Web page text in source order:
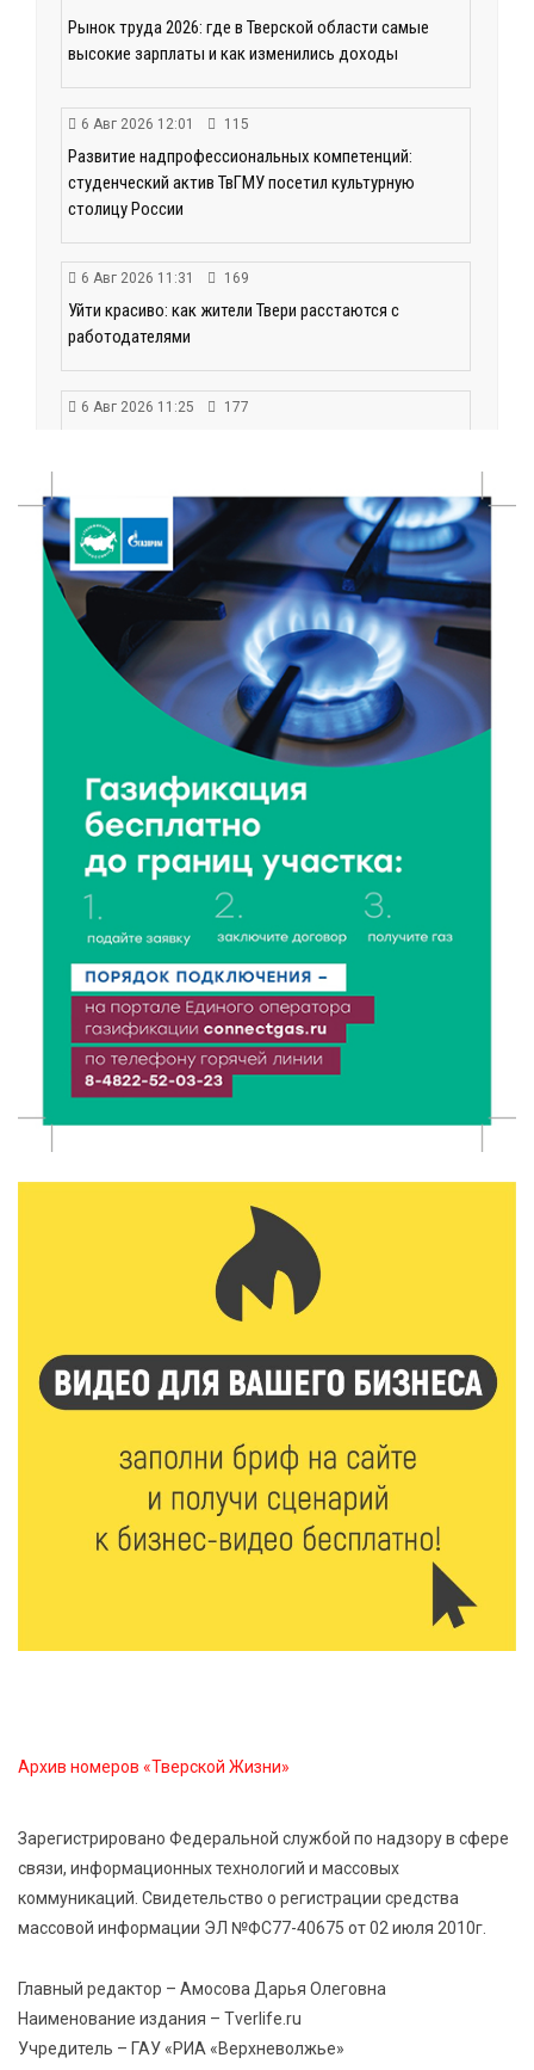
Рынок труда 2026: где в Тверской области самые
высокие зарплаты и как изменились доходы
6 Авг 2026 12:01 115
Развитие надпрофессиональных компетенций:
студенческий актив ТвГМУ посетил культурную
столицу России
6 Авг 2026 11:31 169
Уйти красиво: как жители Твери расстаются с
работодателями
6 Авг 2026 11:25 177
151
Как правильно сжигать мусор на участке: советы
спасателей жителям Тверской области
6 Авг 2026 10:01 133
Спорт, энергия и мастер-классы: в Твери прошла
акция «Зарядка со стражем порядка»
От хип-хопа до латины: как провести вечер 6
августа с пользой и драйвом
6 Авг 2026 08:40 163
Переменная облачность и кратковременный
дождь: что ждёт жителей Тверской области
сегодня
6 Авг 2026 08:10 229
В Твери открываются две масштабные выставки
В парке Твери прошла познавательная акция от
400
«Тотального диктанта»
От детских площадок до спортивных арен: в
Калининском округе подвели итоги программы
поддержки местных инициатив
Большая гонка на Волге: 8 августа Калязин станет
центром всероссийского велоспорта
Максатихинском округе завершился молодёжный
5 Авг 2026 18:42 389
Виталий Королев: 58 пространств благоустроят в
Верхневолжье
5 Авг 2026 18:07 591
От Святого Августина до кислотных рейвов:
необычная лекция об истории танцевальной
Архив номеров «Тверской Жизни»
Зарегистрировано Федеральной службой по надзору в сфере
связи, информационных технологий и массовых
коммуникаций. Свидетельство о регистрации средства
массовой информации ЭЛ №ФС77-40675 от 02 июля 2010г.
Главный редактор – Амосова Дарья Олеговна
Наименование издания – Tverlife.ru
Учредитель – ГАУ «РИА «Верхневолжье»